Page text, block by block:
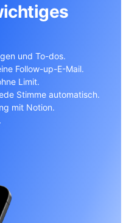
und To-dos.
Follow-up-E-Mail.
Limit.
Stimme automatisch.
mit Notion.